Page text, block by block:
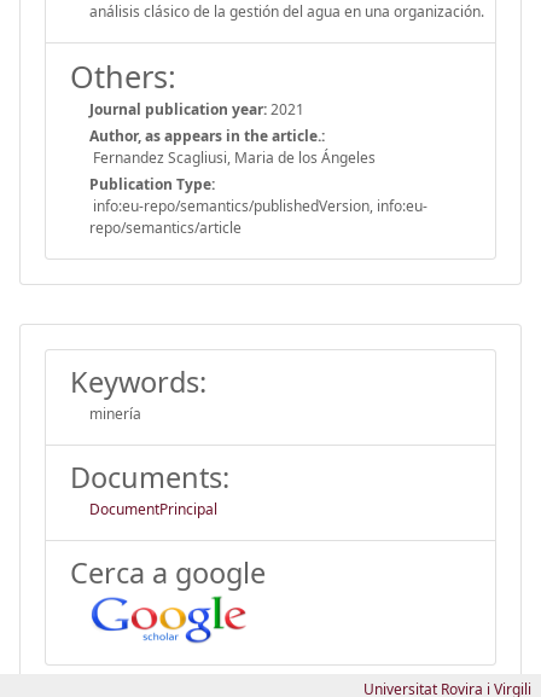
análisis clásico de la gestión del agua en una organización.
Others:
Journal publication year:2021
Author, as appears in the article.:
Fernandez Scagliusi, Maria de los Ángeles
Publication Type:
info:eu-repo/semantics/publishedVersion, info:eu-
repo/semantics/article
Keywords:
minería
Documents:
DocumentPrincipal
Cerca a google
Universitat Rovira i Virgili